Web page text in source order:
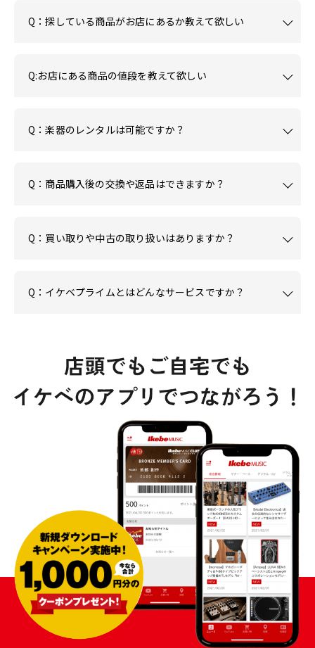
Q：探している商品がお店にあるか教えて欲しい
Q:お店にある商品の値段を教えて欲しい
Q：楽器のレンタルは可能ですか？
Q：商品購入後の交換や返品はできますか？
Q：買い取りや中古の取り扱いはありますか？
Q：イケベプライムとはどんなサービスですか？